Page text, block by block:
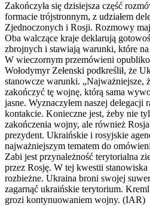
Zakończyła się dzisiejsza część
formacie trójstronnym, z udziałem
Zjednoczonych i Rosji. Rozmowy
Oba walczące kraje deklarują
zbrojnych i stawiają warunki, które na
W wieczornym przemówieni
Wołodymyr Zełenski podkreślił, że
stanowcze warunki. „Najważniejsze,
zakończyć tę wojnę, którą sama
jasne. Wyznaczyłem naszej
kontakcie. Konieczne jest, żeby nie
zakończenia wojny, ale również
prezydent. Ukraińskie i rosyjskie
najważniejszym tematem do
Zabi jest przynależność terytorialna
przez Rosję. W tej kwestii
rozbieżne. Ukraina broni swojej
zagarnąć ukraińskie terytorium.
grozi kontynuowaniem wojny. (IAR)